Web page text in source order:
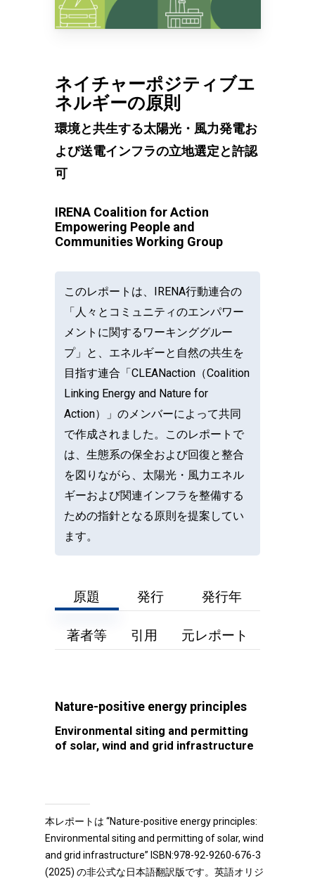
ネイチャーポジティブエ
ネルギーの原則
環境と共生する太陽光・風力発電お
よび送電インフラの立地選定と許認
可
IRENA Coalition for Action
Empowering People and
Communities Working Group
このレポートは、IRENA行動連合の
「人々とコミュニティのエンパワー
メントに関するワーキンググルー
プ」と、エネルギーと自然の共生を
目指す連合「CLEANaction（Coalition
Linking Energy and Nature for
Action）」のメンバーによって共同
で作成されました。このレポートで
は、生態系の保全および回復と整合
を図りながら、太陽光・風力エネル
ギーおよび関連インフラを整備する
ための指針となる原則を提案してい
ます。
原題 発行 発行年
著者等 引用 元レポート
Nature-positive energy principles
Environmental siting and permitting
of solar, wind and grid infrastructure
本レポートは “Nature-positive energy principles:
Environmental siting and permitting of solar, wind
and grid infrastructure” ISBN:978-92-9260-676-3
(2025) の非公式な日本語翻訳版です。英語オリジ